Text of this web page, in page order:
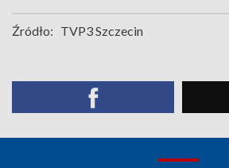
Źródło: TVP3 Szczecin